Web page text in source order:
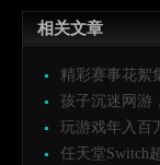
相关文章
精彩赛事花絮
孩子沉迷网游
玩游戏年入百
任天堂Switch